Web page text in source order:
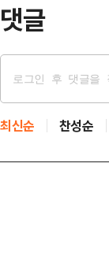
댓글
최신순 찬성순